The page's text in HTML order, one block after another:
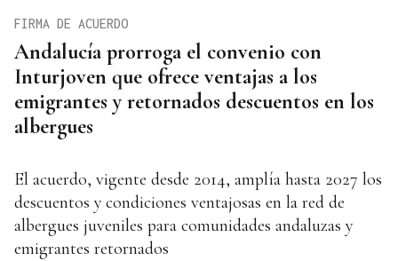
Andalucía prorroga el convenio con
Inturjoven que ofrece ventajas a los
emigrantes y retornados descuentos en los
albergues
FIRMA DE ACUERDO
El acuerdo, vigente desde 2014, amplía hasta 2027 los
descuentos y condiciones ventajosas en la red de
albergues juveniles para comunidades andaluzas y
emigrantes retornados